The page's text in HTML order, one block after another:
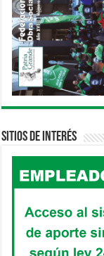
Sitios de interés